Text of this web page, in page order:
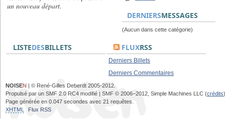
un nouveau départ.
DERNIERSMESSAGES
(Aucun dans cette catégorie)
LISTEDESBILLETS FLUXRSS
Derniers Billets
Derniers Commentaires
NOISEN | © René-Gilles Deberdt 2005-2012.
Propulsé par un SMF 2.0 RC4 modifié | SMF © 2006–2012, Simple Machines LLC (crédits)
Page générée en 0.047 secondes avec 21 requêtes.
XHTML
Flux RSS